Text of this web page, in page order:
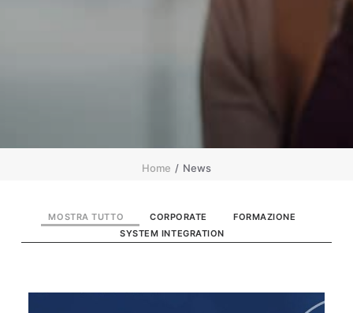
Home News
MOSTRA TUTTO CORPORATE
FORMAZIONE
SYSTEM INTEGRATION